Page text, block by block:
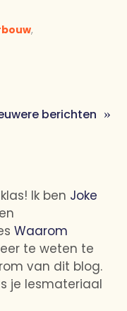
,
berichten
Ik ben Joke
Waarom
te weten te
van dit blog.
je lesmateriaal